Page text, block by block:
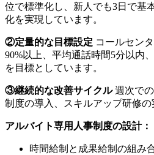
位で標準化し、新人でも3日で基
化を実現しています。
②定量的な目標設定 コールセン
90%以上、平均通話時間5分以内
を目標としています。
③継続的な改善サイクル週次で
制度の導入、スキルアップ研修の
アルバイト専用人事制度の設計：
時間給制と成果給制の組み